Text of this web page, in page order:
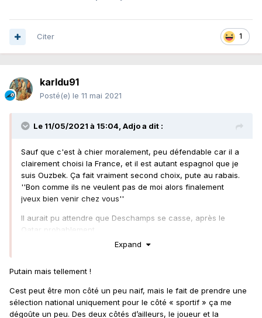
1
Citer
karldu91
Posté(e) le 11 mai 2021
Le 11/05/2021 à 15:04, Adjoa dit :
Sauf que c'est à chier moralement, peu défendable car il a
clairement choisi la France, et il est autant espagnol que je
suis Ouzbek. Ça fait vraiment second choix, pute au rabais.
''Bon comme ils ne veulent pas de moi alors finalement
jveux bien venir chez vous''
Il aurait pu attendre que Deschamps se casse, après le
Qatar probablement.
J'espère, si c'est avéré, que l'Espagne lui dire d'aller se
Expand
Putain mais tellement !
Cest peut être mon côté un peu naif, mais le fait de prendre une
sélection national uniquement pour le côté « sportif » ça me
dégoûte un peu. Des deux côtés d’ailleurs, le joueur et la